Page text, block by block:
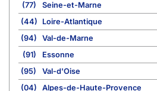
(77)
Seine-et-Marne
(44)
Loire-Atlantique
(94)
Val-de-Marne
(91)
Essonne
(95)
Val-d'Oise
(04)
Alpes-de-Haute-Provence